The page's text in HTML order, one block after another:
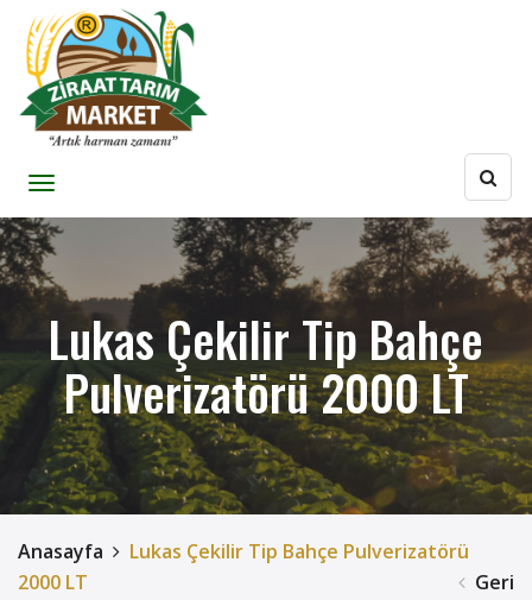
Lukas Çekilir Tip Bahçe
Pulverizatörü 2000 LT
Anasayfa
Lukas Çekilir Tip Bahçe Pulverizatörü
2000 LT
Geri